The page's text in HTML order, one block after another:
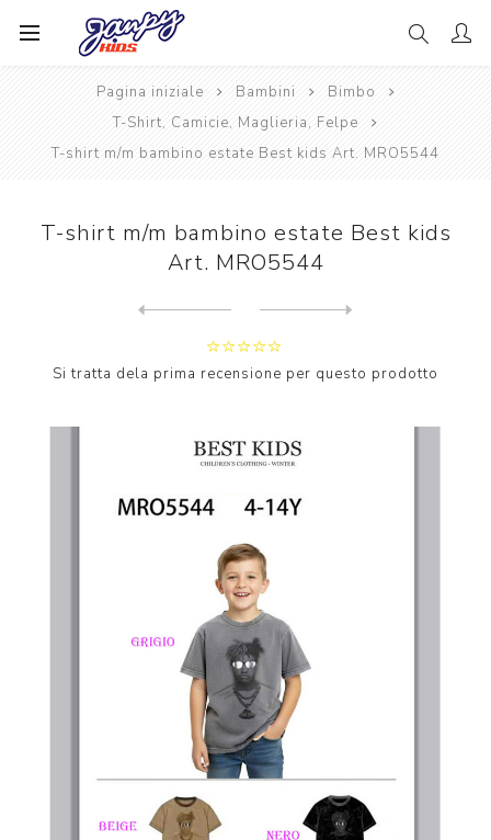
Pagina iniziale Bambini
Bimbo
T-Shirt, Camicie, Maglieria, Felpe
T-shirt m/m bambino estate Best kids Art. MRO5544
T-shirt m/m bambino estate Best kids
Art. MRO5544
Si tratta dela prima recensione per questo prodotto